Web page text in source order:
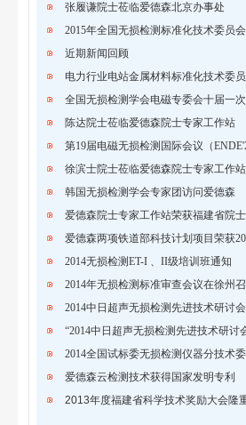
张履谦院士莅临爱德森北京办事处
2015年全国无损检测标准化技术委员
近期新闻回顾
电力行业电站金属材料标准化技术委
全国无损检测学会电磁专委会十届一
陈达院士莅临爱德森院士专家工作站
第19届电磁无损检测国际会议（
徐滨士院士莅临爱德森院士专家工作站
韩国无损检测学会专家团访问爱德森
爱德森院士专家工作站荣获福建省院
爱德森两项铁道部科技计划项目荣获
2014无损检测ET-I 、II级培训班通知
2014年无损检测标准审查会议在徐州
2014中日超声无损检测先进技术研讨
“2014中日超声无损检测先进技术研讨
2014全国试标委无损检测仪器分技术
爱德森云检测技术获得国家发明专利
2013年度福建省科学技术奖励大会隆